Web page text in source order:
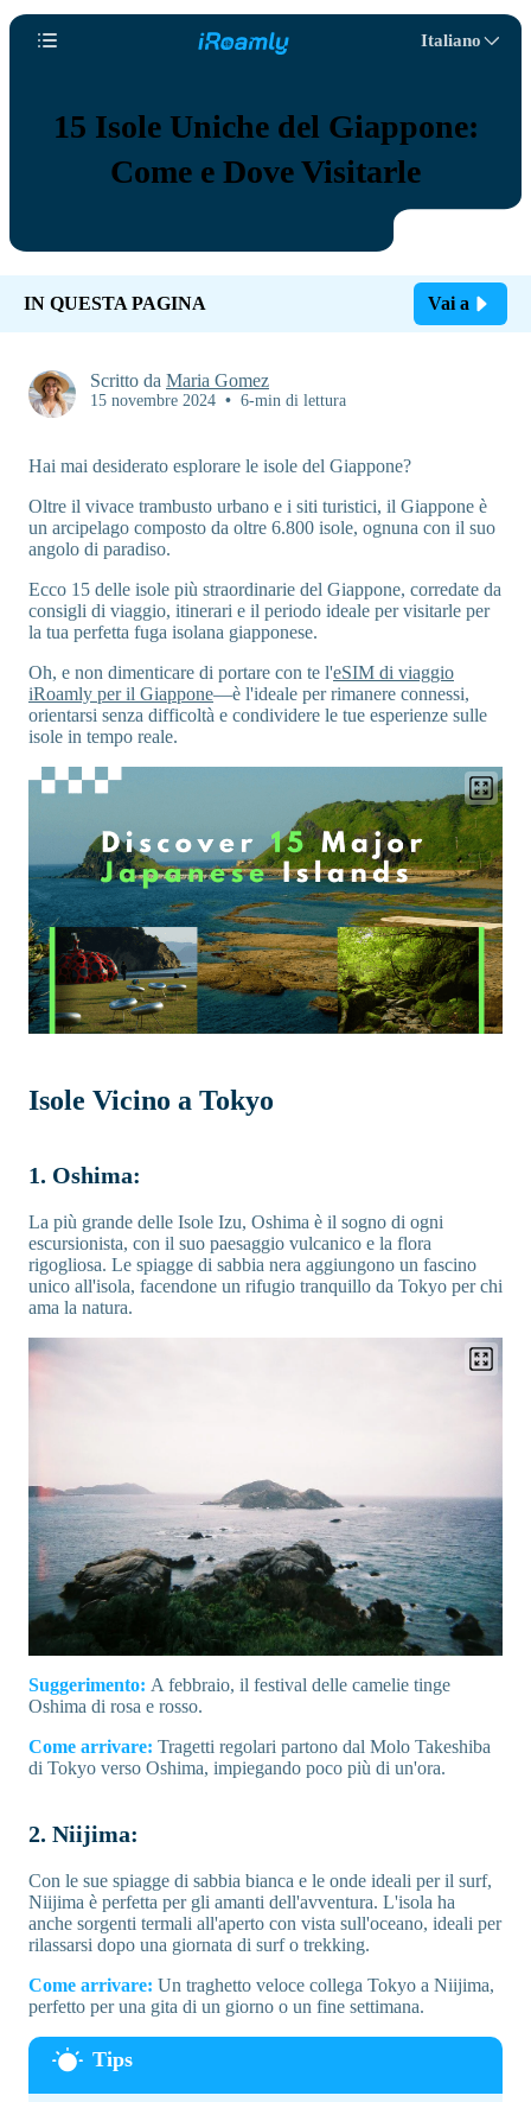
Italiano
15 Isole Uniche del Giappone:
Come e Dove Visitarle
IN QUESTA PAGINA Vai a
Scritto da Maria Gomez
15 novembre 2024 • 6-min di lettura
Hai mai desiderato esplorare le isole del Giappone?
Oltre il vivace trambusto urbano e i siti turistici, il Giappone è
un arcipelago composto da oltre 6.800 isole, ognuna con il suo
angolo di paradiso.
Ecco 15 delle isole più straordinarie del Giappone, corredate da
consigli di viaggio, itinerari e il periodo ideale per visitarle per
la tua perfetta fuga isolana giapponese.
Oh, e non dimenticare di portare con te l'eSIM di viaggio
iRoamly per il Giappone—è l'ideale per rimanere connessi,
orientarsi senza difficoltà e condividere le tue esperienze sulle
isole in tempo reale.
Isole Vicino a Tokyo
1. Oshima:
La più grande delle Isole Izu, Oshima è il sogno di ogni
escursionista, con il suo paesaggio vulcanico e la flora
rigogliosa. Le spiagge di sabbia nera aggiungono un fascino
unico all'isola, facendone un rifugio tranquillo da Tokyo per chi
ama la natura.
Suggerimento: A febbraio, il festival delle camelie tinge
Oshima di rosa e rosso.
Come arrivare: Tragetti regolari partono dal Molo Takeshiba
di Tokyo verso Oshima, impiegando poco più di un'ora.
2. Niijima:
Con le sue spiagge di sabbia bianca e le onde ideali per il surf,
Niijima è perfetta per gli amanti dell'avventura. L'isola ha
anche sorgenti termali all'aperto con vista sull'oceano, ideali per
rilassarsi dopo una giornata di surf o trekking.
Come arrivare: Un traghetto veloce collega Tokyo a Niijima,
perfetto per una gita di un giorno o un fine settimana.